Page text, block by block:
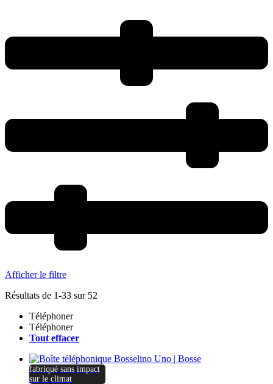
Afficher le filtre
Résultats de 1-33 sur 52
Téléphoner
Téléphoner
Tout effacer
fabriqué sans impact
sur le climat